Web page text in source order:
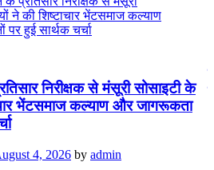
निरीक्षक से मंसूरी सोसाइटी के
भेंटसमाज कल्याण और जागरूकता
4, 2026 by admin